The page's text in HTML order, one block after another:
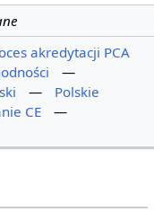
akredytacji PCA
—
—
Polskie
CE
—